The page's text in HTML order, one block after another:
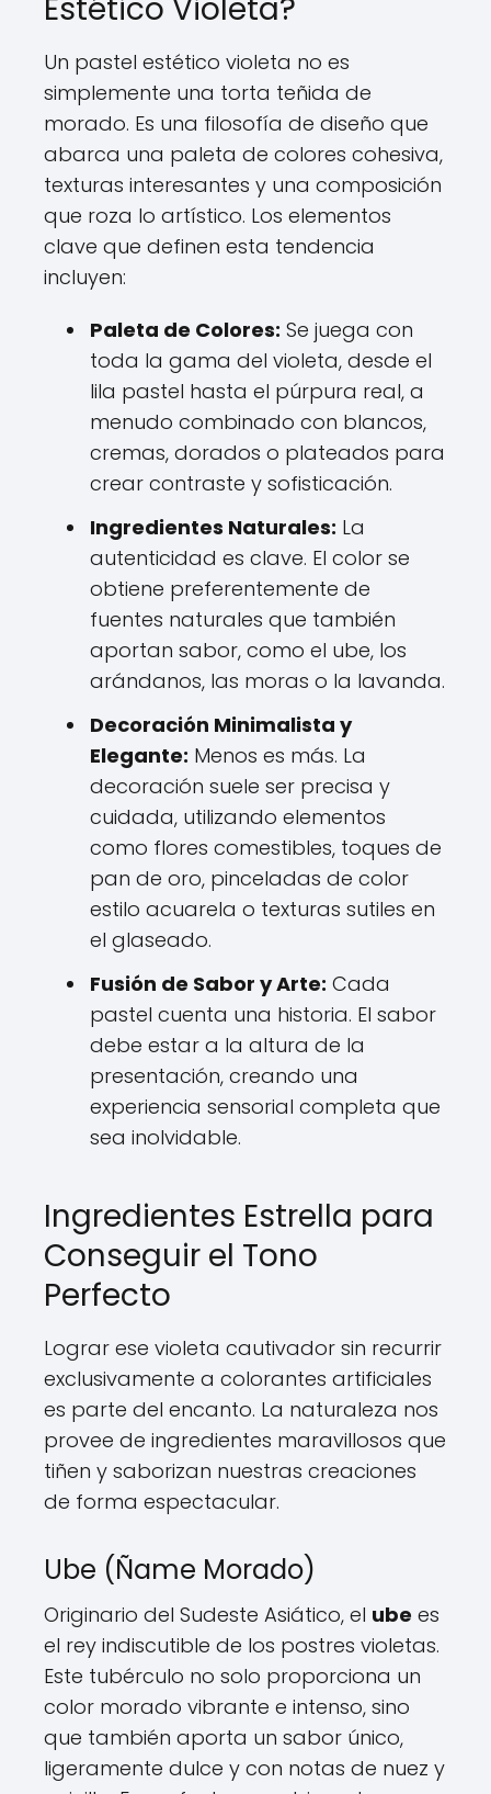
Estético Violeta?
Un pastel estético violeta no es
simplemente una torta teñida de
morado. Es una filosofía de diseño que
abarca una paleta de colores cohesiva,
texturas interesantes y una composición
que roza lo artístico. Los elementos
clave que definen esta tendencia
incluyen:
Paleta de Colores: Se juega con
toda la gama del violeta, desde el
lila pastel hasta el púrpura real, a
menudo combinado con blancos,
cremas, dorados o plateados para
crear contraste y sofisticación.
Ingredientes Naturales: La
autenticidad es clave. El color se
obtiene preferentemente de
fuentes naturales que también
aportan sabor, como el ube, los
arándanos, las moras o la lavanda.
Decoración Minimalista y
Elegante: Menos es más. La
decoración suele ser precisa y
cuidada, utilizando elementos
como flores comestibles, toques de
pan de oro, pinceladas de color
estilo acuarela o texturas sutiles en
el glaseado.
Fusión de Sabor y Arte: Cada
pastel cuenta una historia. El sabor
debe estar a la altura de la
presentación, creando una
experiencia sensorial completa que
sea inolvidable.
Ingredientes Estrella para
Conseguir el Tono
Perfecto
Lograr ese violeta cautivador sin recurrir
exclusivamente a colorantes artificiales
es parte del encanto. La naturaleza nos
provee de ingredientes maravillosos que
tiñen y saborizan nuestras creaciones
de forma espectacular.
Ube (Ñame Morado)
Originario del Sudeste Asiático, el ube es
el rey indiscutible de los postres violetas.
Este tubérculo no solo proporciona un
color morado vibrante e intenso, sino
que también aporta un sabor único,
ligeramente dulce y con notas de nuez y